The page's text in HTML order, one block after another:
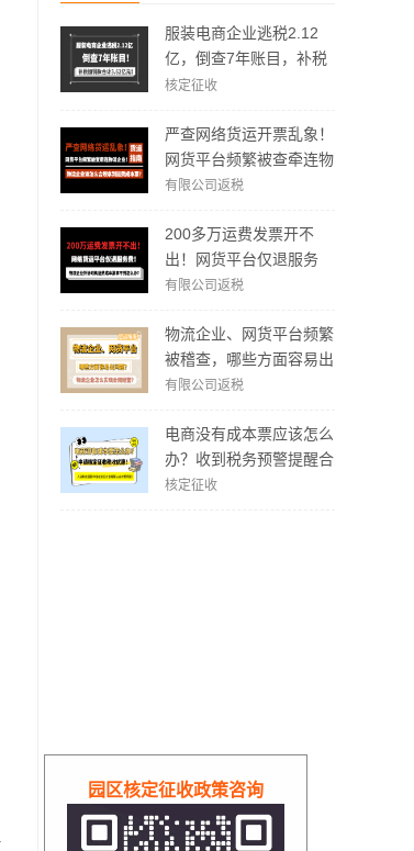
服装电商企业逃税2.12
亿，倒查7年账目，补税
加罚款3.62亿元！
核定征收
严查网络货运开票乱象！
网货平台频繁被查牵连物
流企业！物流企业该怎么
有限公司返税
200多万运费发票开不
出！网货平台仅退服务
费，运费成本拿不到怎么
有限公司返税
物流企业、网货平台频繁
被稽查，哪些方面容易出
现问题？怎么实现合规经
有限公司返税
电商没有成本票应该怎么
办？收到税务预警提醒合
规解决方案！
核定征收
园区核定征收政策咨询